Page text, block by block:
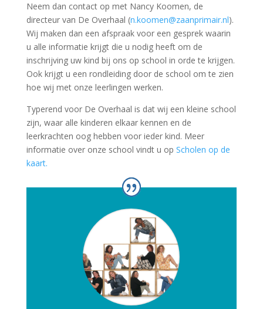
Neem dan contact op met Nancy Koomen, de
directeur van De Overhaal (n.koomen@zaanprimair.nl).
Wij maken dan een afspraak voor een gesprek waarin
u alle informatie krijgt die u nodig heeft om de
inschrijving uw kind bij ons op school in orde te krijgen.
Ook krijgt u een rondleiding door de school om te zien
hoe wij met onze leerlingen werken.
Typerend voor De Overhaal is dat wij een kleine school
zijn, waar alle kinderen elkaar kennen en de
leerkrachten oog hebben voor ieder kind. Meer
informatie over onze school vindt u op Scholen op de
kaart.